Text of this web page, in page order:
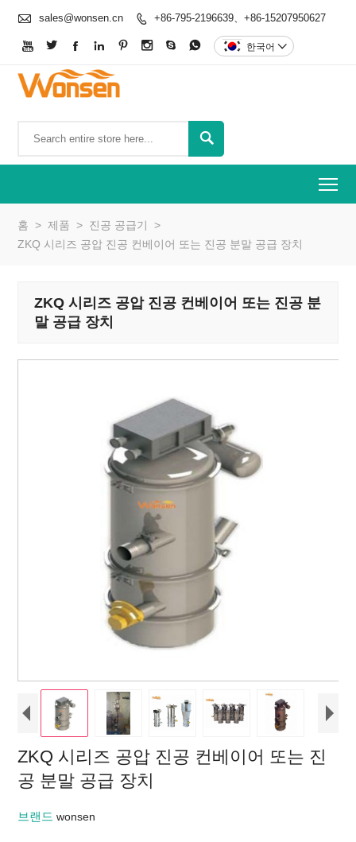
 sales@wonsen.cn  +86-795-2196639、+86-15207950627
        한국어 

홈 > 제품 > 진공 공급기
>
ZKQ 시리즈 공압 진공 컨베이어 또는 진공 분말 공급 장치
ZKQ 시리즈 공압 진공 컨베이어 또는 진공 분
말 공급 장치
ZKQ 시리즈 공압 진공 컨베이어 또는 진
공 분말 공급 장치
브랜드wonsen